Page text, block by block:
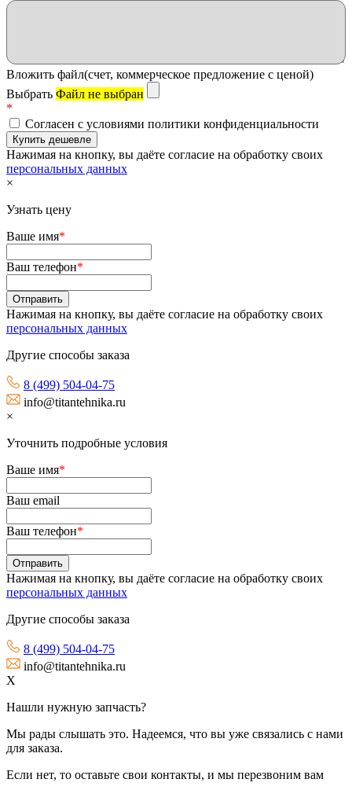
Вложить файл(счет, коммерческое предложение с ценой)
Выбрать Файл не выбран
*
Согласен с условиями политики конфиденциальности
Нажимая на кнопку, вы даёте согласие на обработку своих
персональных данных
×
Узнать цену
Ваше имя*
Ваш телефон*
Нажимая на кнопку, вы даёте согласие на обработку своих
персональных данных
Другие способы заказа
8 (499) 504-04-75
info@titantehnika.ru
×
Уточнить подробные условия
Ваше имя*
Ваш email
Ваш телефон*
Нажимая на кнопку, вы даёте согласие на обработку своих
персональных данных
Другие способы заказа
8 (499) 504-04-75
info@titantehnika.ru
X
Нашли нужную запчасть?
Мы рады слышать это. Надеемся, что вы уже связались с нами
для заказа.
Если нет, то оставьте свои контакты, и мы перезвоним вам